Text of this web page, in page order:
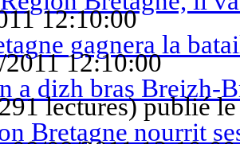
12:10:00
gagnera la
12:10:00
a dizh bras Breizh-
lectures)publié
Bretagne nourrit